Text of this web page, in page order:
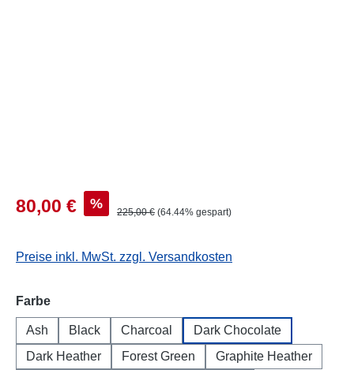
80,00 € %
225,00 € (64.44% gespart)
Preise inkl. MwSt. zzgl. Versandkosten
Farbeauswählen
Ash Black Charcoal
Dark Chocolate
Dark Heather
Forest Green
Graphite Heather